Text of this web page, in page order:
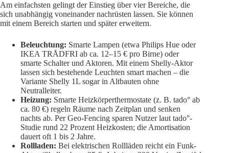
Am einfachsten gelingt der Einstieg über vier Bereiche, die
sich unabhängig voneinander nachrüsten lassen. Sie können
mit einem Bereich starten und später erweitern.
Beleuchtung: Smarte Lampen (etwa Philips Hue oder
IKEA TRÅDFRI ab ca. 12–15 € pro Birne) oder
smarte Schalter und Aktoren. Mit einem Shelly-Aktor
lassen sich bestehende Leuchten smart machen – die
Variante Shelly 1L sogar in Altbauten ohne
Neutralleiter.
Heizung: Smarte Heizkörperthermostate (z. B. tado° ab
ca. 80 €) regeln Räume nach Zeitplan und senken
nachts ab. Per Geo-Fencing sparen Nutzer laut tado°-
Studie rund 22 Prozent Heizkosten; die Amortisation
dauert oft 1 bis 2 Jahre.
Rollladen: Bei elektrischen Rollläden reicht ein Funk-